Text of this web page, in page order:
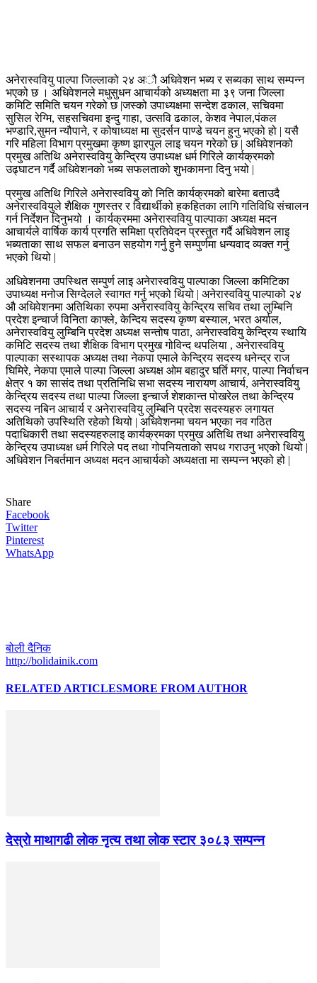
अनेरास्ववियु पाल्पा जिल्लाको २४ अौ अधिवेशन भब्य र सब्यका साथ सम्पन्न
भएको छ । अधिवेशनले मधुसुधन आचार्यको अध्यक्षता मा ३९ जना जिल्ला
कमिटि समिति चयन गरेको छ |जस्को उपाध्यक्षमा सन्देश ढकाल, सचिवमा
सुसिल रेग्मि, सहसचिवमा इन्दु गाहा, उत्सवि ढकाल, केशव नेपाल,पंकल
भण्डारि,सुमन न्यौपाने, र कोषाध्यक्ष मा सुदर्सन पाण्डे चयन हुनु भएको हो | यसै
गरि महिला विभाग प्रमुखमा कृष्ण झारपुल लाइ चयन गरेको छ | अधिवेशनको
प्रमुख अतिथि अनेरास्ववियु केन्द्रिय उपाध्यक्ष धर्म गिरिले कार्यक्रमको
उढ्घाटन गर्दै अधिवेशनको भब्य सफलताको शुभकामना दिनु भयो |
प्रमुख अतिथि गिरिले अनेरास्ववियु को निति कार्यक्रमको बारेमा बताउदै
अनेरास्ववियुले शैक्षिक गुणस्तर र विद्यार्थीको हकहितका लागि गतिविधि संचालन
गर्न निर्देशन दिनुभयो । कार्यक्रममा अनेरास्ववियु पाल्पाका अध्यक्ष मदन
आचार्यले वार्षिक कार्य प्रगति समिक्षा प्रतिवेदन प्रस्तुत गर्दै अधिवेशन लाइ
भब्यताका साथ सफल बनाउन सहयोग गर्नु हुने सम्पुर्णमा धन्यवाद व्यक्त गर्नु
भएको थियो |
अधिवेशनमा उपस्थित सम्पुर्ण लाइ अनेरास्ववियु पाल्पाका जिल्ला कमिटिका
उपाध्यक्ष मनोज सिग्देलले स्वागत गर्नु भएको थियो | अनेरास्ववियु पाल्पाको २४
औ अधिवेशनमा अतिथिका रुपमा अनेरास्ववियु केन्द्रिय सचिव तथा लुम्बिनि
प्रदेश इन्चार्ज विनिता काफ्ले, केन्दिय सदस्य कृष्ण बस्याल, भरत अर्याल,
अनेरास्ववियु लुम्बिनि प्रदेश अध्यक्ष सन्तोष पाठा, अनेरास्ववियु केन्द्रिय स्थायि
कमिटि सदस्य तथा शैक्षिक विभाग प्रमुख गोविन्द थपलिया , अनेरास्ववियु
पाल्पाका सस्थापक अध्यक्ष तथा नेकपा एमाले केन्द्रिय सदस्य धनेन्द्र राज
घिमिरे, नेकपा एमाले पाल्पा जिल्ला अध्यक्ष ओम बहादुर घर्ति मगर, पाल्पा निर्वाचन
क्षेत्र १ का सासंद तथा प्रतिनिधि सभा सदस्य नारायण आचार्य, अनेरास्ववियु
केन्द्रिय सदस्य तथा पाल्पा जिल्ला इन्चार्ज शेशकान्त पोखरेल तथा केन्द्रिय
सदस्य नबिन आचार्य र अनेरास्ववियु लुम्बिनि प्रदेश सदस्यहरु लगायत
अतिथिको उपस्थिति रहेको थियो | अधिवेशनमा चयन भएका नव गठित
पदाधिकारी तथा सदस्यहरुलाइ कार्यक्रमका प्रमुख अतिथि तथा अनेरास्ववियु
केन्द्रिय उपाध्यक्ष धर्म गिरिले पद तथा गोपनियताको सपथ गराउनु भएको थियो |
अधिवेशन निबर्तमान अध्यक्ष मदन आचार्यको अध्यक्षता मा सम्पन्न भएको हो |
Share
Facebook
Twitter
Pinterest
WhatsApp
बोली दैनिक
http://bolidainik.com
RELATED ARTICLESMORE FROM AUTHOR
देस्राे माथागढी लाेक नृत्य तथा लाेक स्टार ३०८३ सम्पन्न